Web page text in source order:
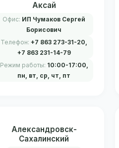
Аксай
Офис: ИП Чумаков Сергей
Борисович
Телефон:+7 863 273-31-20,
+7 863 231-14-79
Режим работы: 10:00-17:00,
пн, вт, ср, чт, пт
Александровск-
Сахалинский